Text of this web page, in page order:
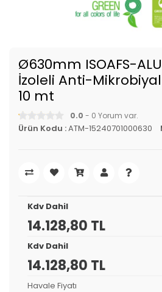
Ø630mm ISOAFS-
İzoleli Anti-
10 mt
0.0 - 0 Yorum var.
Ürün Kodu :ATM-15240701000630
Kdv Dahil
14.128,80 TL
Kdv Dahil
14.128,80 TL
Havale Fiyatı